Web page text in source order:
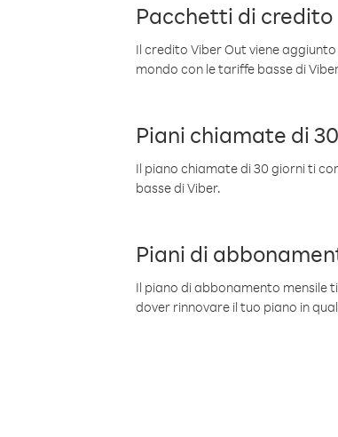
Pacchetti di credito
Il credito Viber Out viene
mondo con le tariffe basse di
Piani chiamate di
Il piano chiamate di 30 giorni ti
basse di Viber.
Piani di
Il piano di abbonamento mensile
dover rinnovare il tuo piano in